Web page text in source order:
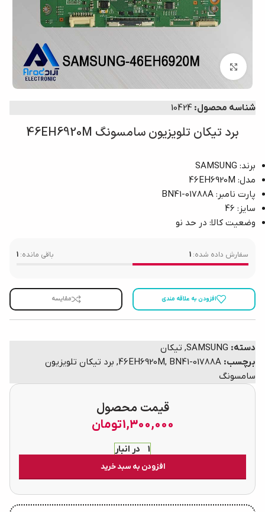
بزرگنمایی تصویر
شناسه محصول: 10424
برد تیکان تلویزیون سامسونگ 46EH6920M
برند: SAMSUNG
مدل: 46EH6920M
پارت نامبر: BN41-01788A
سایز: 46
وضعیت کالا: در حد نو
سفارش داده شده: 1 باقی مانده: 1
افزودن به علاقه مندی مقایسه
دسته: SAMSUNG
, تیکان
برچسب:
46EH6920M, BN41-01788A
, برد تیکان تلویزیون
سامسونگ
قیمت محصول
1,300,000تومان
1 در انبار
افزودن به سبد خرید